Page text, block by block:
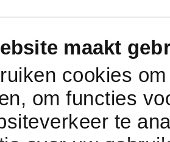
maakt
cookies
om functies
te